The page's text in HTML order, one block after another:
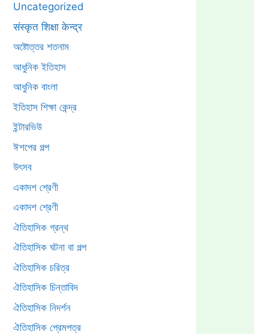
Uncategorized
संस्कृत शिक्षा केन्द्र
অষ্টোত্তর শতনাম
আধুনিক ইতিহাস
আধুনিক বাংলা
ইতিহাস শিক্ষা কেন্দ্র
ইন্টারভিউ
ঈশপের গল্প
উৎসব
একাদশ শ্রেণী
একাদশ শ্রেণী
ঐতিহাসিক গ্রন্থ
ঐতিহাসিক ঘটনা বা গল্প
ঐতিহাসিক চরিত্র
ঐতিহাসিক চিন্তাবিদ
ঐতিহাসিক নিদর্শন
ঐতিহাসিক প্রেমপত্র